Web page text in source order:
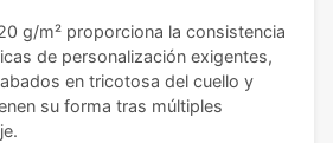
g/m² proporciona la consistencia
de personalización exigentes,
en tricotosa del cuello y
su forma tras múltiples